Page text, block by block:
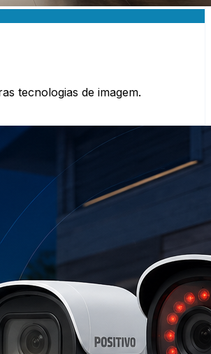
tecnologias de imagem.